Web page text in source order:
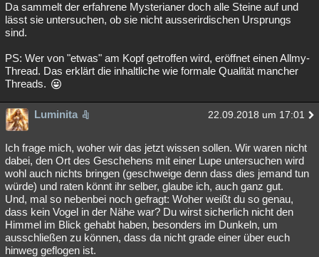
Da sammelt der erfahrene Mysterianer doch alle Steine auf und
lässt sie untersuchen, ob sie nicht ausserirdischen Ursprungs
sind.
PS: Wer von "etwas" am Kopf getroffen wird, eröffnet einen Allmy-
Thread. Das erklärt die inhaltliche wie formale Qualität mancher
Threads.
Luminita 22.09.2018 um 17:01
Ich frage mich, woher wir das jetzt wissen sollen. Wir waren nicht
dabei, den Ort des Geschehens mit einer Lupe untersuchen wird
wohl auch nichts bringen (geschweige denn dass dies jemand tun
würde) und raten könnt ihr selber, glaube ich, auch ganz gut.
Und, mal so nebenbei noch gefragt: Woher weißt du so genau,
dass kein Vogel in der Nähe war? Du wirst sicherlich nicht den
Himmel im Blick gehabt haben, besonders im Dunkeln, um
ausschließen zu können, dass da nicht grade einer über euch
hinweg geflogen ist.